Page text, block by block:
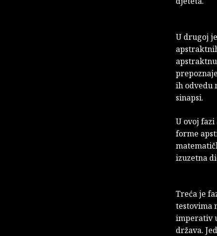
U drugoj
ih odvedu
sinapsi.
U ovoj
forme
izuzetna
Treća je
testovima
imperativ
država.